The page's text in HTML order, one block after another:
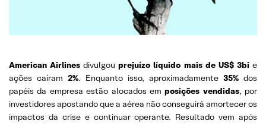
American Airlinesdivulgouprejuízo líquido mais de US$ 3bie
ações caíram 2%. Enquanto isso, aproximadamente 35% dos
papéis da empresa estão alocados emposições vendidas, por
investidores apostando que a aérea não conseguirá amortecer os
impactos da crise e continuar operante. Resultado vem após